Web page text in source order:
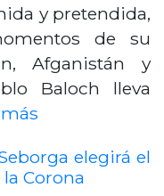
y pretendida,
de su
Afganistán y
Baloch lleva
elegirá el
Corona